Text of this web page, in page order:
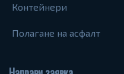
Контейнери
Полагане на асфалт